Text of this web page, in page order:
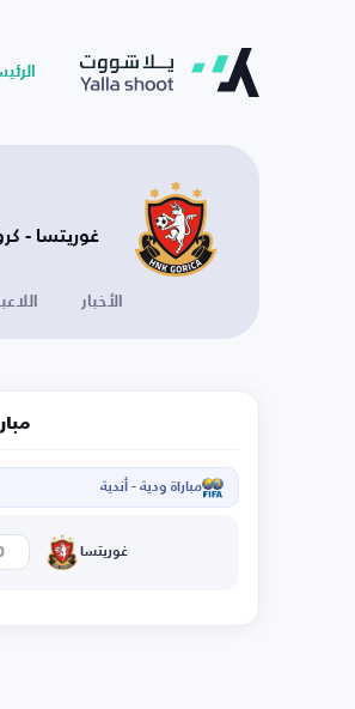
غوريتسا -
الأخبار
مباراة ودية - أندية
غوريتسا